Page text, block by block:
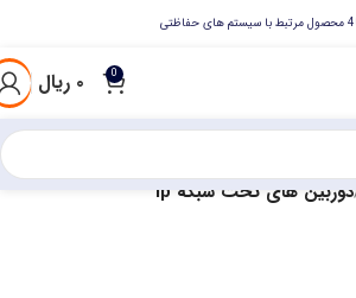
0 ۰ ریال
دوربین های تحت شبکه ip